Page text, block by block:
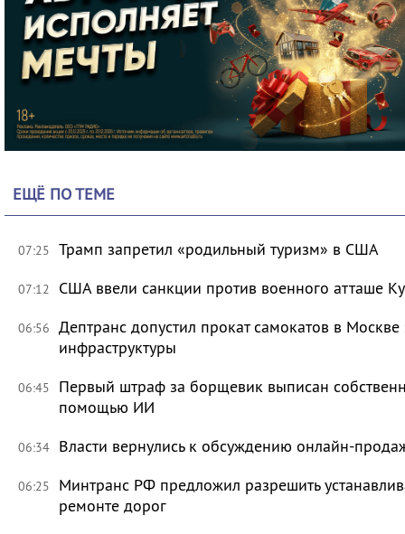
ЕЩЁ ПО ТЕМЕ
07:25 Трамп запретил «родильный туризм» в США
07:12 США ввели санкции против военного атташе
06:56 Дептранс допустил прокат самокатов в
инфраструктуры
06:45
Первый штраф за борщевик выписан
помощью ИИ
06:34 Власти вернулись к обсуждению онлайн-
06:25
Минтранс РФ предложил разрешить
ремонте дорог